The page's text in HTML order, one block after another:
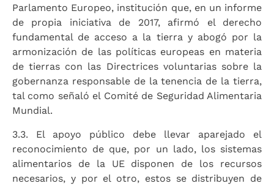
Parlamento Europeo, institución que, en un informe
de propia iniciativa de 2017, afirmó el derecho
fundamental de acceso a la tierra y abogó por la
armonización de las políticas europeas en materia
de tierras con las Directrices voluntarias sobre la
gobernanza responsable de la tenencia de la tierra,
tal como señaló el Comité de Seguridad Alimentaria
Mundial.
3.3. El apoyo público debe llevar aparejado el
reconocimiento de que, por un lado, los sistemas
alimentarios de la UE disponen de los recursos
necesarios, y por el otro, estos se distribuyen de